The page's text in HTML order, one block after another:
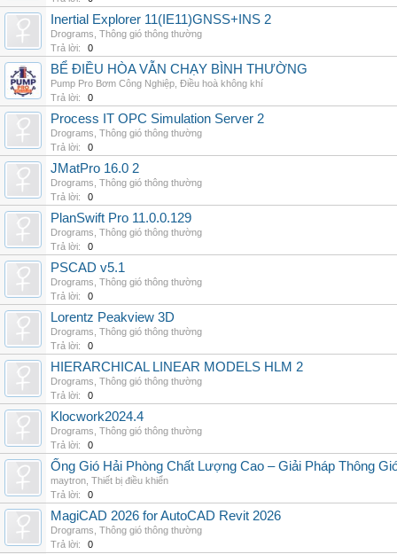
Inertial Explorer 11(IE11)GNSS+INS 2
Drograms Thông gió thông thường
Trả lời:
0
BỂ ĐIỀU HÒA VẪN CHẠY BÌNH THƯỜNG
Pump Pro Bơm Công Nghiệp Điều hoà không khí
Trả lời:
0
Process IT OPC Simulation Server 2
Drograms Thông gió thông thường
Trả lời:
0
JMatPro 16.0 2
Drograms Thông gió thông thường
Trả lời:
0
PlanSwift Pro 11.0.0.129
Drograms Thông gió thông thường
Trả lời:
0
PSCAD v5.1
Drograms Thông gió thông thường
Trả lời:
0
Lorentz Peakview 3D
Drograms Thông gió thông thường
Trả lời:
0
HIERARCHICAL LINEAR MODELS HLM 2
Drograms Thông gió thông thường
Trả lời:
0
Klocwork2024.4
Drograms Thông gió thông thường
Trả lời:
0
Ống Gió Hải Phòng Chất Lượng Cao – Giải Pháp Thông
maytron Thiết bị điều khiển
Trả lời:
0
MagiCAD 2026 for AutoCAD Revit 2026
Drograms Thông gió thông thường
Trả lời:
0